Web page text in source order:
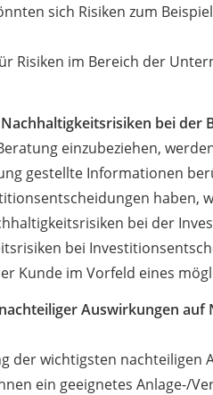
sich Risiken zum
Risiken im Bereich der
bei der
einzubeziehen,
gestellte Informationen
haben,
bei der
bei
Kunde im Vorfeld eines
Auswirkungen auf
der wichtigsten
ein geeignetes Anlage-/